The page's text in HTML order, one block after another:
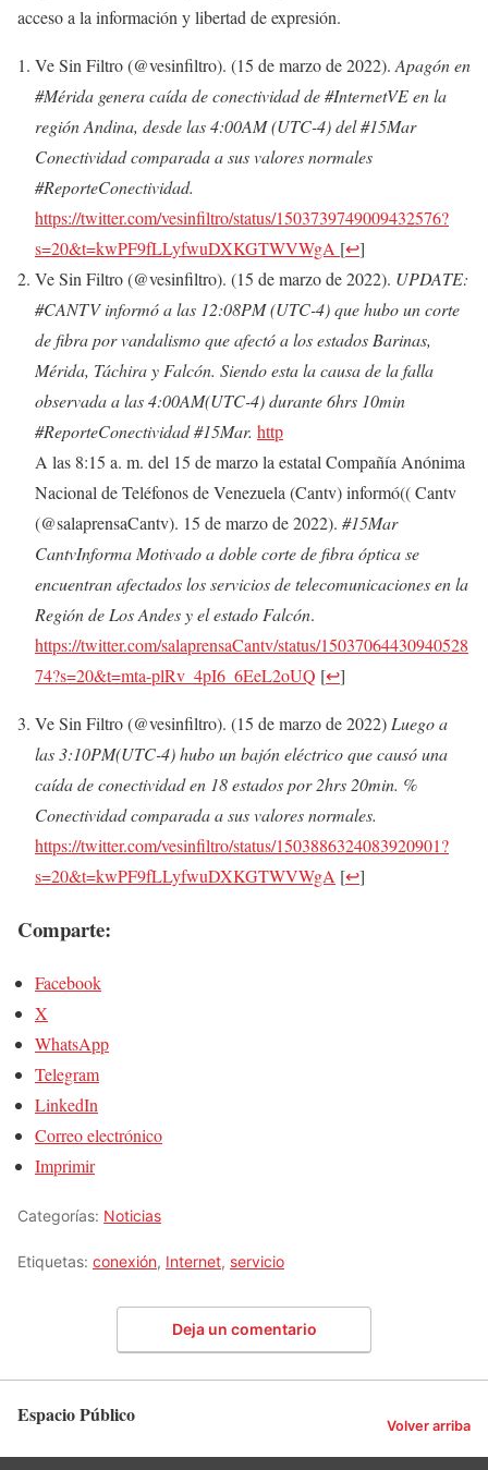
acceso a la información y libertad de expresión.
Ve Sin Filtro (@vesinfiltro). (15 de marzo de 2022).Apagón en
#Mérida genera caída de conectividad de #InternetVE en la
región Andina, desde las 4:00AM (UTC-4) del #15Mar
Conectividad comparada a sus valores normales
#ReporteConectividad.
https://twitter.com/vesinfiltro/status/1503739749009432576?
s=20&t=kwPF9fLLyfwuDXKGTWVWgA [↩]
Ve Sin Filtro (@vesinfiltro). (15 de marzo de 2022). UPDATE:
#CANTV informó a las 12:08PM (UTC-4) que hubo un corte
de fibra por vandalismo que afectó a los estados Barinas,
Mérida, Táchira y Falcón. Siendo esta la causa de la falla
observada a las 4:00AM(UTC-4) durante 6hrs 10min
#ReporteConectividad #15Mar. http
A las 8:15 a. m. del 15 de marzo la estatal Compañía Anónima
Nacional de Teléfonos de Venezuela (Cantv) informó(( Cantv
(@salaprensaCantv). 15 de marzo de 2022). #15Mar
CantvInforma Motivado a doble corte de fibra óptica se
encuentran afectados los servicios de telecomunicaciones en la
Región de Los Andes y el estado Falcón.
https://twitter.com/salaprensaCantv/status/15037064430940528
74?s=20&t=mta-plRv_4pI6_6EeL2oUQ [↩]
Ve Sin Filtro (@vesinfiltro). (15 de marzo de 2022)Luego a
las 3:10PM(UTC-4) hubo un bajón eléctrico que causó una
caída de conectividad en 18 estados por 2hrs 20min. %
Conectividad comparada a sus valores normales.
https://twitter.com/vesinfiltro/status/1503886324083920901?
s=20&t=kwPF9fLLyfwuDXKGTWVWgA [↩]
Comparte:
Facebook
X
WhatsApp
Telegram
LinkedIn
Correo electrónico
Imprimir
Categorías: Noticias
Etiquetas: conexión, Internet, servicio
Deja un comentario
Espacio Público Volver arriba